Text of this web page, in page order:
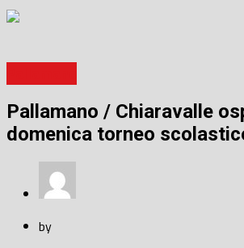
Pallamano / Chiaravalle
domenica torneo
by